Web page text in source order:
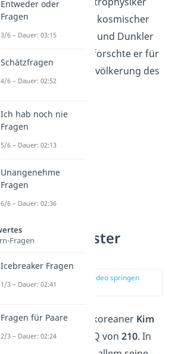
beschäftigt er sich mit kosmischer
Hintergrundstrahlung und Dunkler
Energie. Außerdem erforschte er für
NASAWege zur Bevölkerung des
Planeten
4: Schlauster
zur Stelle im Video springen
(02:42)
Platz 4 belegt der Südkoreaner Kim
Ung-yongmit einem IQ von210. In
Entweder oder
Fragen
3/6 – Dauer: 03:15
Schätzfragen
4/6 – Dauer: 02:52
Ich hab noch nie
Fragen
5/6 – Dauer: 02:13
Unangenehme
Fragen
6/6 – Dauer: 02:36
Fragen
Icebreaker Fragen
1/3 – Dauer: 02:41
Fragen für Paare
2/3 – Dauer: 02:24